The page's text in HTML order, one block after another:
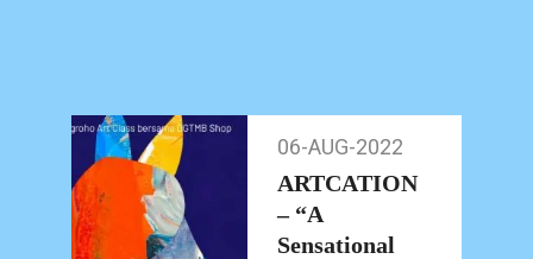
Novemebr 2022
ini bertempat di
Galeri
Aug-
06-AUG-2022
ARTCATION
– “A
Sensational